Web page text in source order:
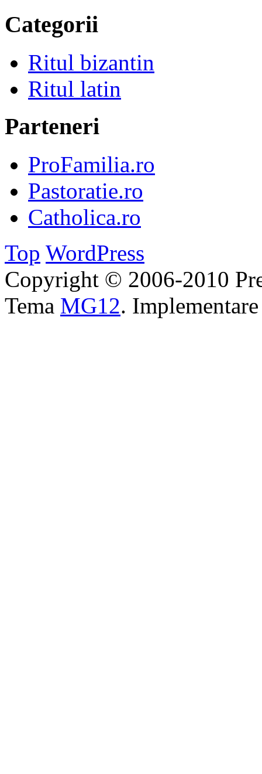
Categorii
Ritul bizantin
Ritul latin
Parteneri
ProFamilia.ro
Pastoratie.ro
Catholica.ro
Top WordPress
Copyright © 2006-2010
Tema MG12.